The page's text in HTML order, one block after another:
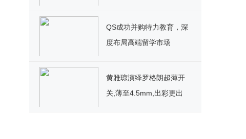
QS成功并购特力教育，深
度布局高端留学市场
黄雅琼演绎罗格朗超薄开
关,薄至4.5mm,出彩更出